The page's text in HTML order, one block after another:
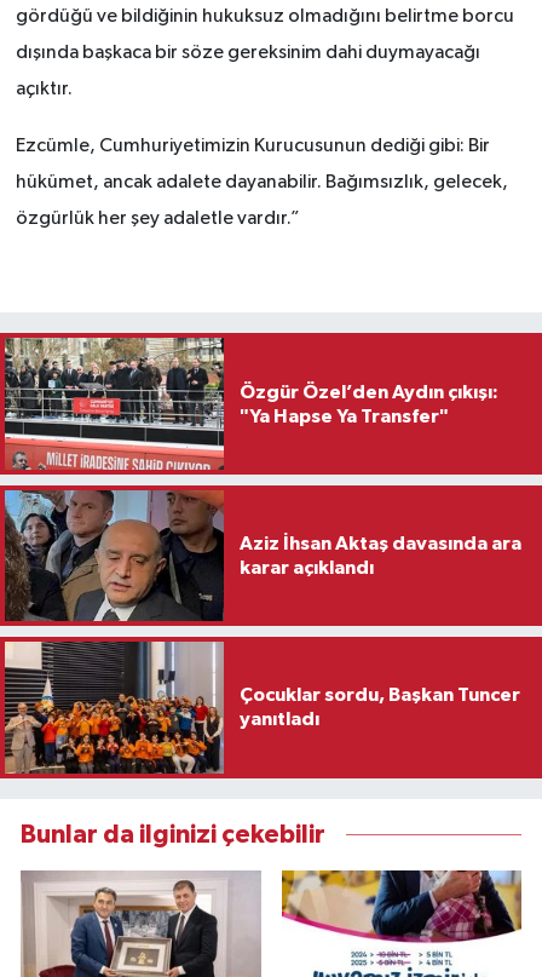
gördüğü ve bildiğinin hukuksuz olmadığını belirtme borcu
dışında başkaca bir söze gereksinim dahi duymayacağı
açıktır.
Ezcümle, Cumhuriyetimizin Kurucusunun dediği gibi: Bir
hükümet, ancak adalete dayanabilir. Bağımsızlık, gelecek,
özgürlük her şey adaletle vardır.”
Özgür Özel’den Aydın çıkışı:
"Ya Hapse Ya Transfer"
Aziz İhsan Aktaş davasında ara
karar açıklandı
Çocuklar sordu, Başkan Tuncer
yanıtladı
Bunlar da ilginizi çekebilir